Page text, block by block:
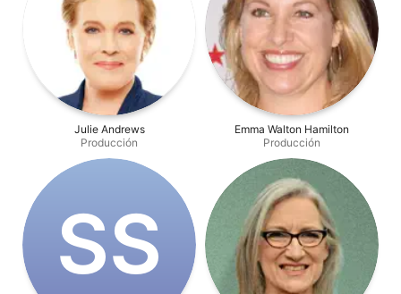
Julie Andrews
Producción
Emma Walton Hamilton
Producción
S‌S